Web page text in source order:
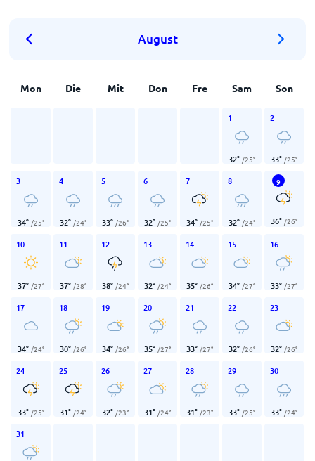
August
Mon Die Mit Don Fre Sam Son
1
32° /25°
2
33° /25°
3
34° /25°
4
32° /24°
5
33° /26°
6
32° /25°
7
34° /25°
8
32° /24°
9
36° /26°
10
37° /27°
11
37° /28°
12
38° /24°
13
32° /24°
14
35° /26°
15
34° /27°
16
33° /27°
17
34° /24°
18
30° /26°
19
34° /26°
20
35° /27°
21
33° /27°
22
32° /26°
23
32° /26°
24
33° /25°
25
31° /24°
26
32° /23°
27
31° /24°
28
31° /23°
29
33° /25°
30
33° /24°
31